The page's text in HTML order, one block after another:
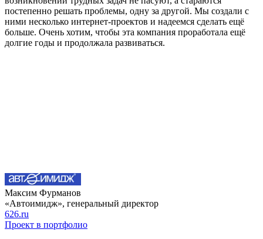
постепенно решать проблемы, одну за другой. Мы создали с
ними несколько интернет-проектов и надеемся сделать ещё
больше. Очень хотим, чтобы эта компания проработала ещё
долгие годы и продолжала развиваться.
Максим Фурманов
«Автоимидж», генеральный директор
626.ru
Проект в портфолио